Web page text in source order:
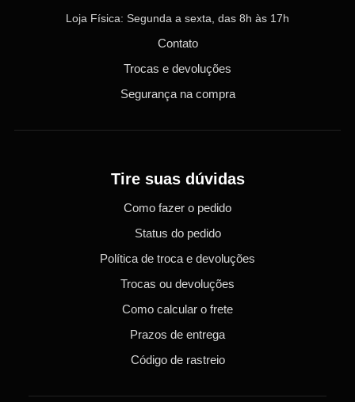
Loja Física: Segunda a sexta, das 8h às 17h
Contato
Trocas e devoluções
Segurança na compra
Tire suas dúvidas
Como fazer o pedido
Status do pedido
Política de troca e devoluções
Trocas ou devoluções
Como calcular o frete
Prazos de entrega
Código de rastreio